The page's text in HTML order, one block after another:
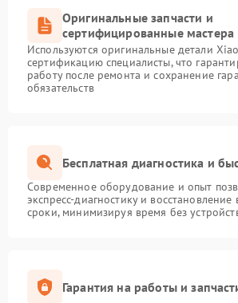
Оригинальные запчасти и
сертифицированные мастера
Используются оригинальные детали
сертификацию специалисты, что
работу после ремонта и сохранение
обязательств
Бесплатная диагностика и
Современное оборудование и опыт
экспресс-диагностику и
сроки, минимизируя время без
Гарантия на работы и